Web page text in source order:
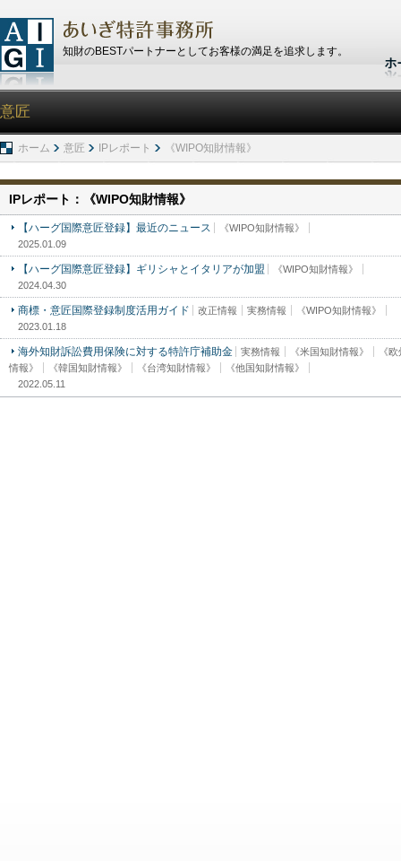
知財のBESTパートナーとしてお客様の満足を追求します。
意匠
ホーム 意匠 IPレポート 《WIPO知財情報》
IPレポート：《WIPO知財情報》
【ハーグ国際意匠登録】最近のニュース
《WIPO知財情報》
2025.01.09
【ハーグ国際意匠登録】ギリシャとイタリアが加盟
《WIPO知財情報》
2024.04.30
商標・意匠国際登録制度活用ガイド 改正情報 実務情報
《WIPO知財情報》
2023.01.18
海外知財訴訟費用保険に対する特許庁補助金 実務情報 《米国知財情報》
《
情報》
《韓国知財情報》 《台湾知財情報》
《他国知財情報》
2022.05.11